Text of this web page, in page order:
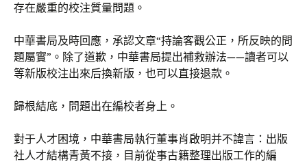
存在嚴重的校注質量問題。
中華書局及時回應，承認文章“持論客觀公正，所反映的問
題屬實”。除了道歉，中華書局提出補救辦法——讀者可以
等新版校注出來后換新版，也可以直接退款。
歸根結底，問題出在編校者身上。
對于人才困境，中華書局執行董事肖啟明并不諱言：出版
社人才結構青黃不接，目前從事古籍整理出版工作的編